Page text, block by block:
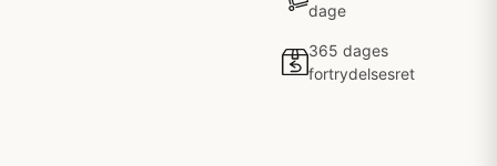
dage
365 dages
fortrydelsesret